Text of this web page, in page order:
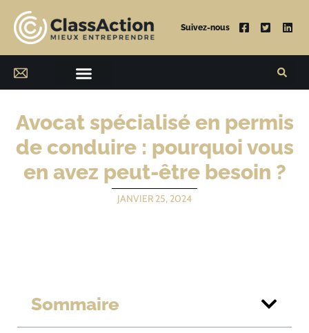
Suivez-nous
Avocat spécialisé en permis
de conduire : pourquoi vous
en avez peut-être besoin ?
JANVIER 25, 2024
Sommaire